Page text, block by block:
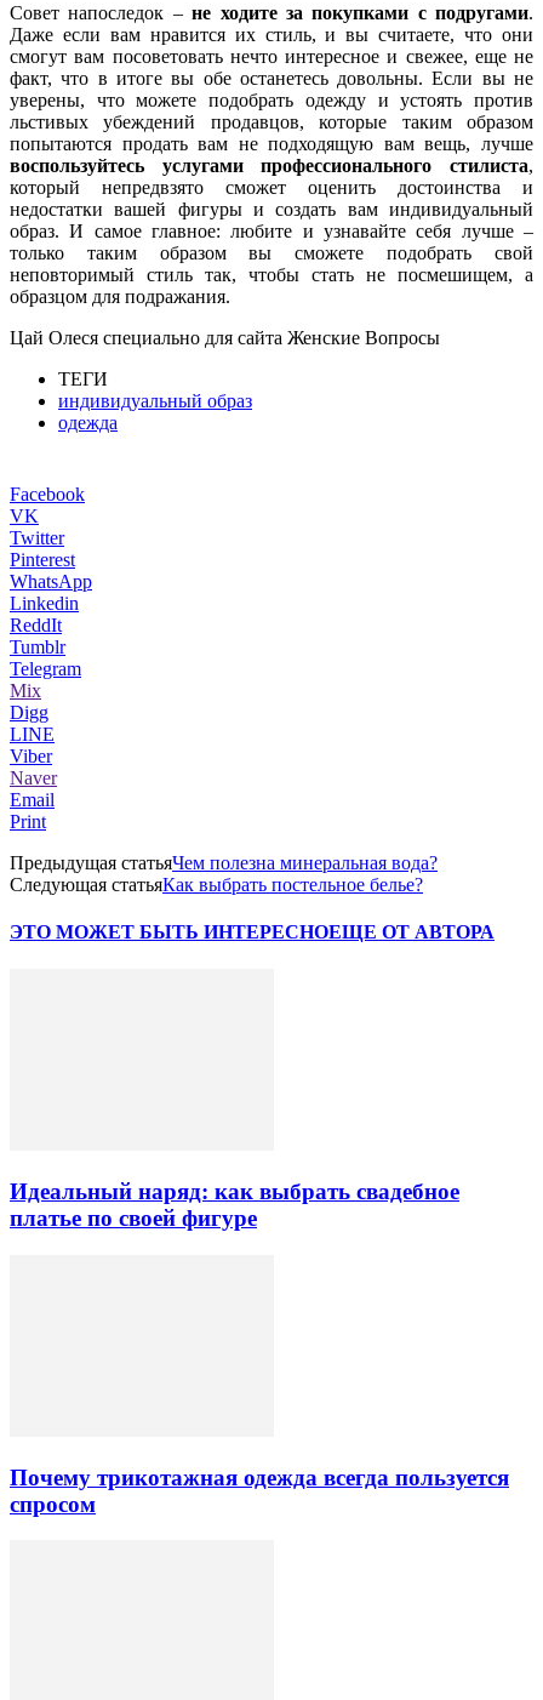
Совет напоследок –не ходите за покупками с подругами.
Даже если вам нравится их стиль, и вы считаете, что они
смогут вам посоветовать нечто интересное и свежее, еще не
факт, что в итоге вы обе останетесь довольны. Если вы не
уверены, что можете подобрать одежду и устоять против
льстивых убеждений продавцов, которые таким образом
попытаются продать вам не подходящую вам вещь, лучше
воспользуйтесь услугами профессионального стилиста,
который непредвзято сможет оценить достоинства и
недостатки вашей фигуры и создать вам индивидуальный
образ. И самое главное: любите и узнавайте себя лучше –
только таким образом вы сможете подобрать свой
неповторимый стиль так, чтобы стать не посмешищем, а
образцом для подражания.
Цай Олеся специально для сайта Женские Вопросы
ТЕГИ
индивидуальный образ
одежда
Facebook
VK
Twitter
Pinterest
WhatsApp
Linkedin
ReddIt
Tumblr
Telegram
Mix
Digg
LINE
Viber
Naver
Email
Print
Предыдущая статьяЧем полезна минеральная вода?
Следующая статьяКак выбрать постельное белье?
ЭТО МОЖЕТ БЫТЬ ИНТЕРЕСНОЕЩЕ ОТ АВТОРА
Идеальный наряд: как выбрать свадебное
платье по своей фигуре
Почему трикотажная одежда всегда пользуется
спросом